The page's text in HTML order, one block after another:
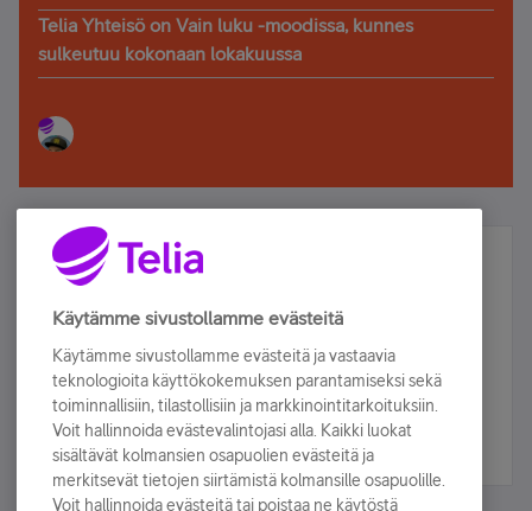
Telia Yhteisö on Vain luku -moodissa, kunnes
sulkeutuu kokonaan lokakuussa
Älä jää paitsi – osallistu ja voita!
Tilaa Telian uutiskirje ja olet mukana arvonnassa.
sähköpostiisi.
Tilaa nyt
Käytämme sivustollamme evästeitä
Käytämme sivustollamme evästeitä ja vastaavia
teknologioita käyttökokemuksen parantamiseksi sekä
toiminnallisiin, tilastollisiin ja markkinointitarkoituksiin.
Voit hallinnoida evästevalintojasi alla. Kaikki luokat
sisältävät kolmansien osapuolien evästeitä ja
merkitsevät tietojen siirtämistä kolmansille osapuolille.
Voit hallinnoida evästeitä tai poistaa ne käytöstä